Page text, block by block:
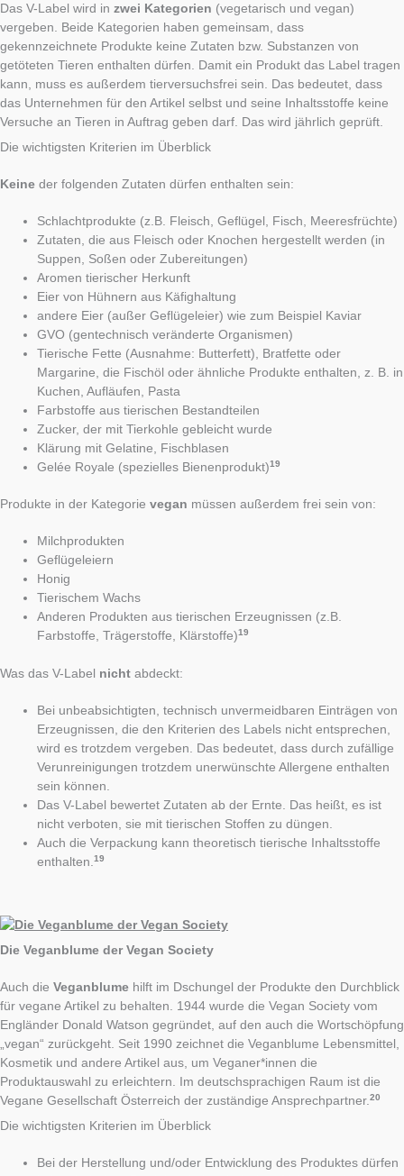
Das V-Label wird in zwei Kategorien (vegetarisch und vegan)
vergeben. Beide Kategorien haben gemeinsam, dass
gekennzeichnete Produkte keine Zutaten bzw. Substanzen von
getöteten Tieren enthalten dürfen. Damit ein Produkt das Label tragen
kann, muss es außerdem tierversuchsfrei sein. Das bedeutet, dass
das Unternehmen für den Artikel selbst und seine Inhaltsstoffe keine
Versuche an Tieren in Auftrag geben darf. Das wird jährlich geprüft.
Die wichtigsten Kriterien im Überblick
Keine der folgenden Zutaten dürfen enthalten sein:
Schlachtprodukte (z.B. Fleisch, Geflügel, Fisch, Meeresfrüchte)
Zutaten, die aus Fleisch oder Knochen hergestellt werden (in
Suppen, Soßen oder Zubereitungen)
Aromen tierischer Herkunft
Eier von Hühnern aus Käfighaltung
andere Eier (außer Geflügeleier) wie zum Beispiel Kaviar
GVO (gentechnisch veränderte Organismen)
Tierische Fette (Ausnahme: Butterfett), Bratfette oder
Margarine, die Fischöl oder ähnliche Produkte enthalten, z. B. in
Kuchen, Aufläufen, Pasta
Farbstoffe aus tierischen Bestandteilen
Zucker, der mit Tierkohle gebleicht wurde
Klärung mit Gelatine, Fischblasen
Gelée Royale (spezielles Bienenprodukt)19
Produkte in der Kategorie vegan müssen außerdem frei sein von:
Milchprodukten
Geflügeleiern
Honig
Tierischem Wachs
Anderen Produkten aus tierischen Erzeugnissen (z.B.
Farbstoffe, Trägerstoffe, Klärstoffe)19
Was das V-Label nicht abdeckt:
Bei unbeabsichtigten, technisch unvermeidbaren Einträgen von
Erzeugnissen, die den Kriterien des Labels nicht entsprechen,
wird es trotzdem vergeben. Das bedeutet, dass durch zufällige
Verunreinigungen trotzdem unerwünschte Allergene enthalten
sein können.
Das V-Label bewertet Zutaten ab der Ernte. Das heißt, es ist
nicht verboten, sie mit tierischen Stoffen zu düngen.
Auch die Verpackung kann theoretisch tierische Inhaltsstoffe
enthalten.19
Die Veganblume der Vegan Society
Auch die Veganblume hilft im Dschungel der Produkte den Durchblick
für vegane Artikel zu behalten. 1944 wurde die Vegan Society vom
Engländer Donald Watson gegründet, auf den auch die Wortschöpfung
„vegan“ zurückgeht. Seit 1990 zeichnet die Veganblume Lebensmittel,
Kosmetik und andere Artikel aus, um Veganer*innen die
Produktauswahl zu erleichtern. Im deutschsprachigen Raum ist die
Vegane Gesellschaft Österreich der zuständige Ansprechpartner. 20
Die wichtigsten Kriterien im Überblick
Bei der Herstellung und/oder Entwicklung des Produktes dürfen